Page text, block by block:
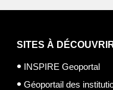
SITES À
INSPIRE Geoportal
Géoportail des